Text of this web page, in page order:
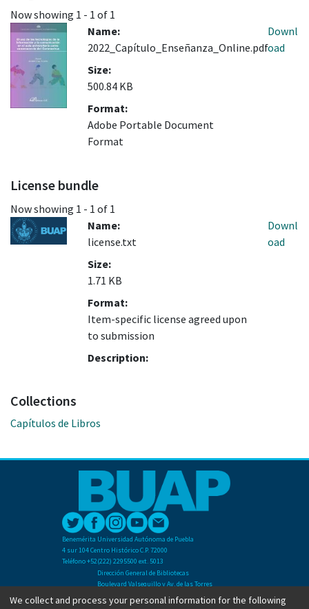
Now showing 1 - 1 of 1
Name:
2022_Capítulo_Enseñanza_Online.pdf
Size:
500.84 KB
Format:
Adobe Portable Document
Format
Downl
oad
License bundle
Now showing 1 - 1 of 1
Name:
license.txt
Size:
1.71 KB
Format:
Item-specific license agreed upon
to submission
Description:
Downl
oad
Collections
Capítulos de Libros
Benemérita Universidad Autónoma de Puebla
4 sur 104 Centro Histórico C.P. 72000
Teléfono +52(222) 2295500 ext. 5013
Dirección General de Bibliotecas
Boulevard Valsequillo y Av. de las Torres
Ciudad Universitaria. Col. San Manuel
C.P. 72570
We collect and process your personal information for the following